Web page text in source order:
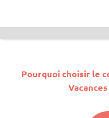
Pourquoi choisir le